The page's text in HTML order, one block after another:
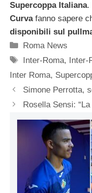
Supercoppa Italiana.
Curva fanno sapere
disponibili sul
Categorie
Roma News
Tag
Inter-Roma,
Inter Roma,
Simone Perrotta,
Rosella Sensi: